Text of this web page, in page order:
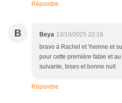
Répondre
B Beya 13/10/2025 22:16
bravo à Rachel et Yvonne et
pour cette première fable et
suivante, bises et bonne nuit
Répondre